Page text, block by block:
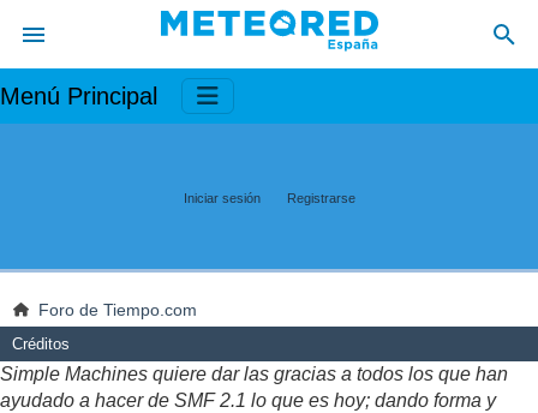
Menú Principal
Iniciar sesión Registrarse
Foro de Tiempo.com
Créditos
Simple Machines quiere dar las gracias a todos los que han
ayudado a hacer de SMF 2.1 lo que es hoy; dando forma y